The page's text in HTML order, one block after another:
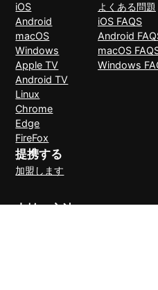
iOS
Android
macOS
Windows
Apple TV
Android TV
Linux
Chrome
Edge
FireFox
よくある問題
iOS FAQS
Android
macOS
Windows
提携する
加盟します
支払い方法